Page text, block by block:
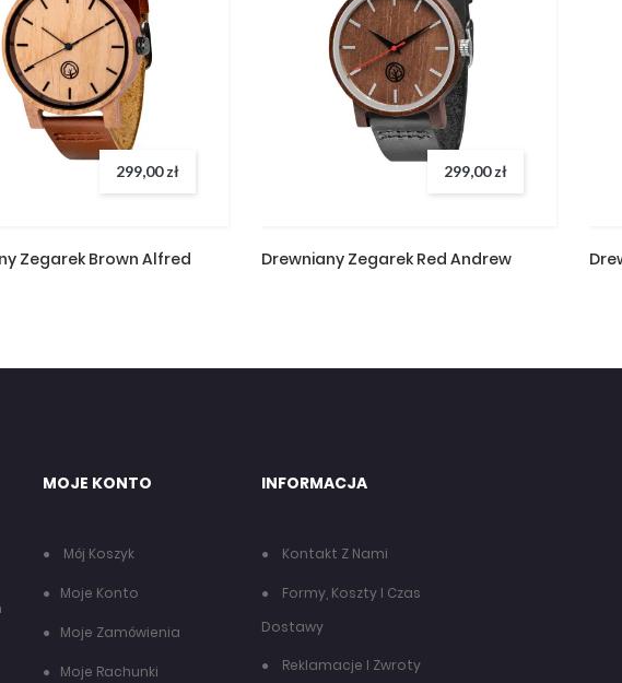
299,00 zł
Zegarek Brown Alfred
299,00 zł
Drewniany Zegarek Red Andrew
MOJE KONTO
Mój Koszyk
Moje Konto
Moje Zamówienia
Moje Rachunki
INFORMACJA
Kontakt Z Nami
Formy, Koszty I Czas
Dostawy
Reklamacje I Zwroty